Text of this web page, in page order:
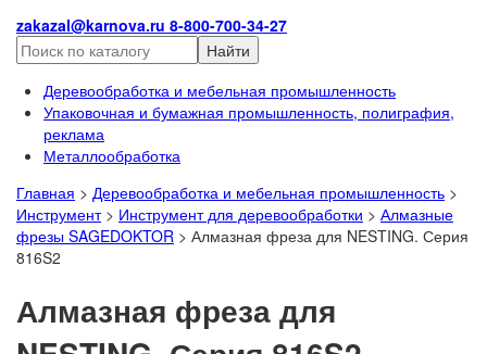
zakazal@karnova.ru 8-800-700-34-27
Найти
Деревообработка и мебельная промышленность
Упаковочная и бумажная промышленность, полиграфия,
реклама
Металлообработка
Главная > Деревообработка и мебельная промышленность >
Инструмент> Инструмент для деревообработки > Алмазные
фрезы SAGEDOKTOR > Алмазная фреза для NESTING. Серия
816S2
Алмазная фреза для